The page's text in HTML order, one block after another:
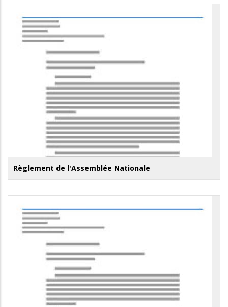
Règlement de l'Assemblée Nationale